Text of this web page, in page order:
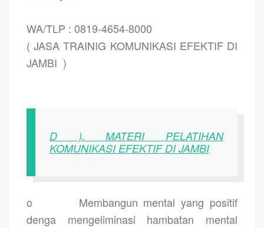
WA/TLP : 0819-4654-8000
( JASA TRAINIG KOMUNIKASI EFEKTIF DI
JAMBI )
D ). MATERI PELATIHAN
KOMUNIKASI EFEKTIF DI JAMBI
o
Membangun mental yang positif
denga mengeliminasi hambatan mental